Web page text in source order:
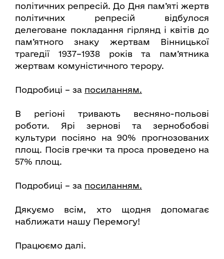
політичних репресій. До Дня пам’яті жертв
політичних репресій відбулося
делеговане покладання гірлянд і квітів до
пам’ятного знаку жертвам Вінницької
трагедії 1937–1938 років та пам’ятника
жертвам комуністичного терору.
Подробиці – за посиланням.
В регіоні тривають весняно-польові
роботи. Ярі зернові та зернобобові
культури посіяно на 90% прогнозованих
площ. Посів гречки та проса проведено на
57% площ.
Подробиці – за посиланням.
Дякуємо всім, хто щодня допомагає
наближати нашу Перемогу!
Працюємо далі.